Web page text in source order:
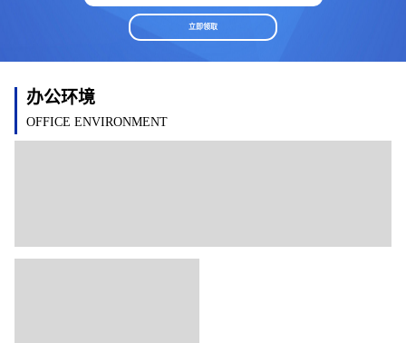
立即领取
办公环境
OFFICE ENVIRONMENT